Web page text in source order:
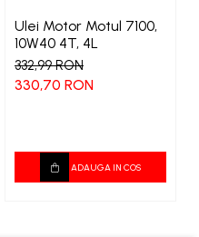
Ulei Motor Motul 7100,
10W40 4T, 4L
332,99 RON
330,70 RON
ADAUGA IN COS